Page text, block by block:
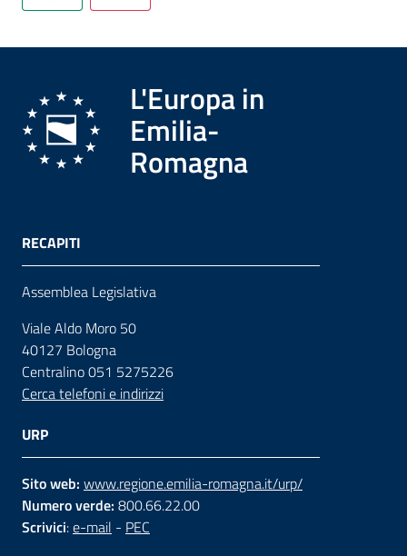
L'Europa in
Emilia-
Romagna
RECAPITI
Assemblea Legislativa
Viale Aldo Moro 50
40127 Bologna
Centralino 051 5275226
Cerca telefoni e indirizzi
URP
Sito web: www.regione.emilia-romagna.it/urp/
Numero verde: 800.66.22.00
Scrivici:e-mail - PEC